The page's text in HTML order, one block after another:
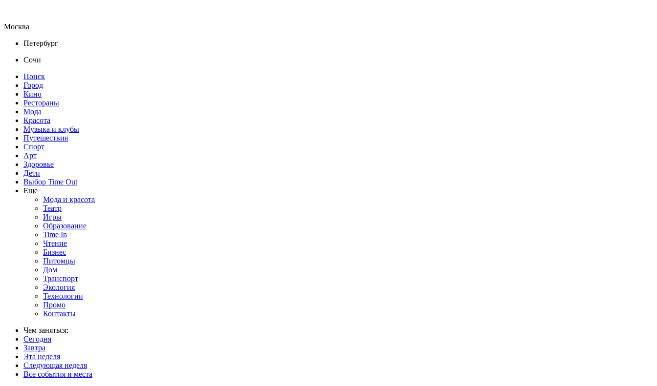
Москва
Петербург
Сочи
Поиск
Город
Кино
Рестораны
Мода
Красота
Музыка и клубы
Путешествия
Спорт
Арт
Здоровье
Дети
Выбор Time Out
Еще
Мода и красота
Театр
Игры
Образование
Time In
Чтение
Бизнес
Питомцы
Дом
Транспорт
Экология
Технологии
Промо
Контакты
Чем заняться:
Сегодня
Завтра
Эта неделя
Следующая неделя
Все события и места